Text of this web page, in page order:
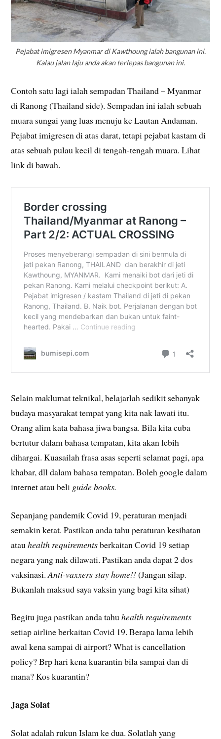
Pejabat imigresen Myanmar di Kawthoung ialah bangunan ini.
Kalau jalan laju anda akan terlepas bangunan ini.
Contoh satu lagi ialah sempadan Thailand – Myanmar
di Ranong (Thailand side). Sempadan ini ialah sebuah
muara sungai yang luas menuju ke Lautan Andaman.
Pejabat imigresen di atas darat, tetapi pejabat kastam di
atas sebuah pulau kecil di tengah-tengah muara. Lihat
link di bawah.
Selain maklumat teknikal, belajarlah sedikit sebanyak
budaya masyarakat tempat yang kita nak lawati itu.
Orang alim kata bahasa jiwa bangsa. Bila kita cuba
bertutur dalam bahasa tempatan, kita akan lebih
dihargai. Kuasailah frasa asas seperti selamat pagi, apa
khabar, dll dalam bahasa tempatan. Boleh google dalam
internet atau beli guide books.
Sepanjang pandemik Covid 19, peraturan menjadi
semakin ketat. Pastikan anda tahu peraturan kesihatan
atauhealth requirementsberkaitan Covid 19 setiap
negara yang nak dilawati. Pastikan anda dapat 2 dos
vaksinasi.Anti-vaxxers stay home!!(Jangan silap.
Bukanlah maksud saya vaksin yang bagi kita sihat)
Begitu juga pastikan anda tahuhealth requirements
setiap airline berkaitan Covid 19. Berapa lama lebih
awal kena sampai di airport? What is cancellation
policy? Brp hari kena kuarantin bila sampai dan di
mana? Kos kuarantin?
Jaga Solat
Solat adalah rukun Islam ke dua. Solatlah yang